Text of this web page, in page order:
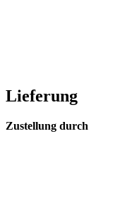
Lieferung
Zustellung durch